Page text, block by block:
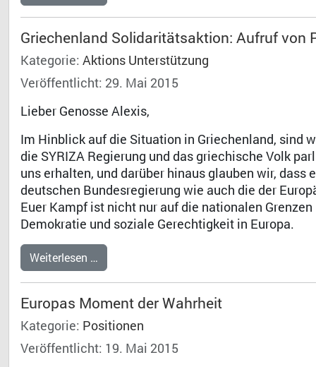
Griechenland Solidaritätsaktion: Aufruf von
Kategorie: Aktions Unterstützung
Veröffentlicht: 29. Mai 2015
Lieber Genosse Alexis,
Im Hinblick auf die Situation in Griechenland, sind
die SYRIZA Regierung und das griechische Volk
uns erhalten, und darüber hinaus glauben wir,
deutschen Bundesregierung wie auch die der
Euer Kampf ist nicht nur auf die nationalen
Demokratie und soziale Gerechtigkeit in Europa.
Weiterlesen …
Europas Moment der Wahrheit
Kategorie: Positionen
Veröffentlicht: 19. Mai 2015